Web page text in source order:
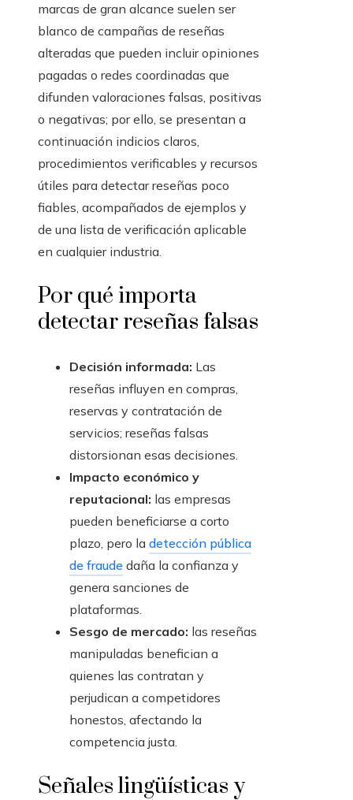
marcas de gran alcance suelen ser
blanco de campañas de reseñas
alteradas que pueden incluir opiniones
pagadas o redes coordinadas que
difunden valoraciones falsas, positivas
o negativas; por ello, se presentan a
continuación indicios claros,
procedimientos verificables y recursos
útiles para detectar reseñas poco
fiables, acompañados de ejemplos y
de una lista de verificación aplicable
en cualquier industria.
Por qué importa
detectar reseñas falsas
Decisión informada: Las
reseñas influyen en compras,
reservas y contratación de
servicios; reseñas falsas
distorsionan esas decisiones.
Impacto económico y
reputacional: las empresas
pueden beneficiarse a corto
plazo, pero la detección pública
de fraude daña la confianza y
genera sanciones de
plataformas.
Sesgo de mercado: las reseñas
manipuladas benefician a
quienes las contratan y
perjudican a competidores
honestos, afectando la
competencia justa.
Señales lingüísticas y